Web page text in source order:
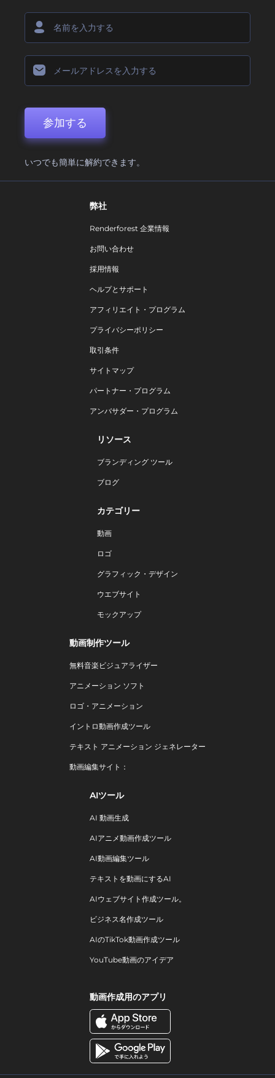
参加する
いつでも簡単に解約できます。
弊社
Renderforest 企業情報
お問い合わせ
採用情報
ヘルプとサポート
アフィリエイト・プログラム
プライバシーポリシー
取引条件
サイトマップ
パートナー・プログラム
アンバサダー・プログラム
リソース
ブランディング ツール
ブログ
カテゴリー
動画
ロゴ
グラフィック・デザイン
ウエブサイト
モックアップ
動画制作ツール
無料音楽ビジュアライザー
アニメーション ソフト
ロゴ・アニメーション
イントロ動画作成ツール
テキスト アニメーション ジェネレーター
動画編集サイト：
AIツール
AI 動画生成
AIアニメ動画作成ツール
AI動画編集ツール
テキストを動画にするAI
AIウェブサイト作成ツール。
ビジネス名作成ツール
AIのTikTok動画作成ツール
YouTube動画のアイデア
動画作成用のアプリ